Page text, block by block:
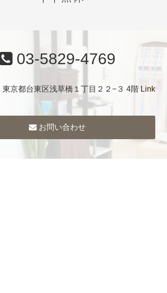
03-5829-4769
東京都台東区浅草橋１丁目２２−３ 4階 Link
お問い合わせ